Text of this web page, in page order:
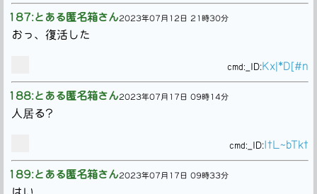
187:とある匿名箱さん2023年07月12日 21時30分
おっ、復活した
cmd: _ID:Kx|*D[#n
188:とある匿名箱さん2023年07月17日 09時14分
人居る?
cmd: _ID:ItL~bTkt
189:とある匿名箱さん2023年07月17日 09時33分